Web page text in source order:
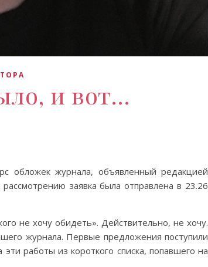
и вот…
обложек журнала, объявленный редакцией
заявка была отправлена в 23.26
не хочу обидеть». Действительно, не хочу.
журнала. Первые предложения поступили
работы из короткого списка, попавшего на